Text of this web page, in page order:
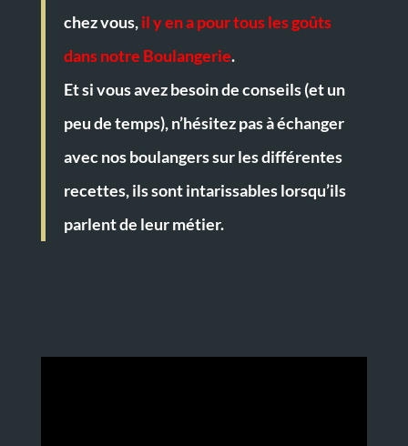
chez vous,il y en a pour tous les goûts
dans notre Boulangerie.
Et si vous avez besoin de conseils (et un
peu de temps), n’hésitez pas à échanger
avec nos boulangers sur les différentes
recettes, ils sont intarissables lorsqu’ils
parlent de leur métier.